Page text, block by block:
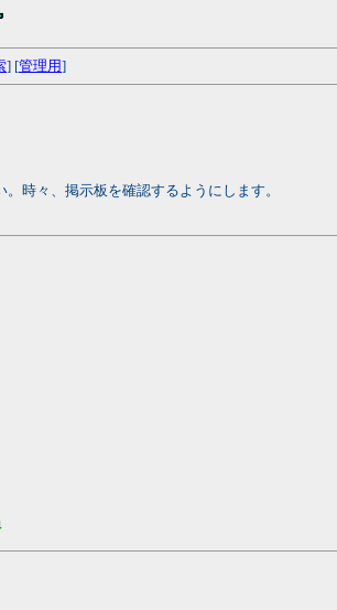
] [管理用]
時々、掲示板を確認するようにします。